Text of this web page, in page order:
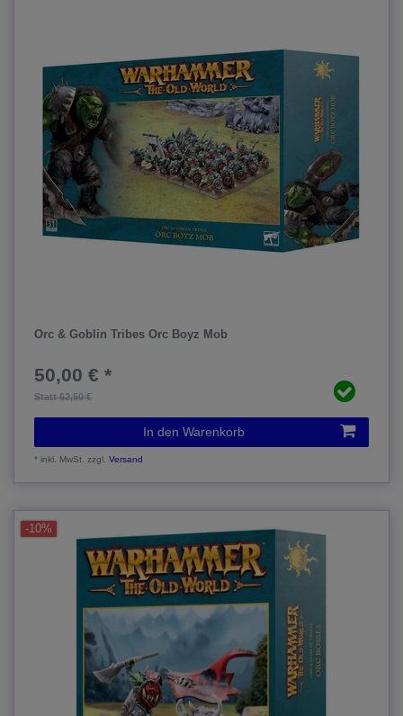
Orc & Goblin Tribes Orc Boyz Mob
Statt 62,50 €
50,00 € *
In den Warenkorb
*inkl. MwSt. zzgl.Versand
-10%